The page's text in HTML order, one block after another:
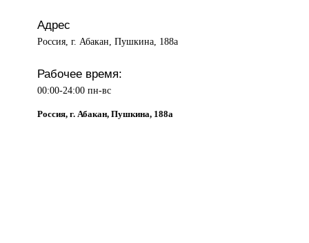
Адрес
Россия, г. Абакан, Пушкина, 188а
Рабочее время:
00:00-24:00 пн-вс
Россия, г. Абакан, Пушкина, 188а